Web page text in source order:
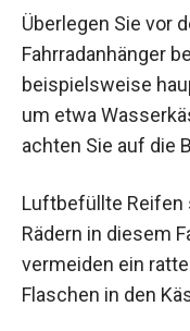
Überlegen Sie vor
Fahrradanhänger
beispielsweise
um etwa
achten Sie auf die
Luftbefüllte
Rädern in diesem
vermeiden ein
Flaschen in den